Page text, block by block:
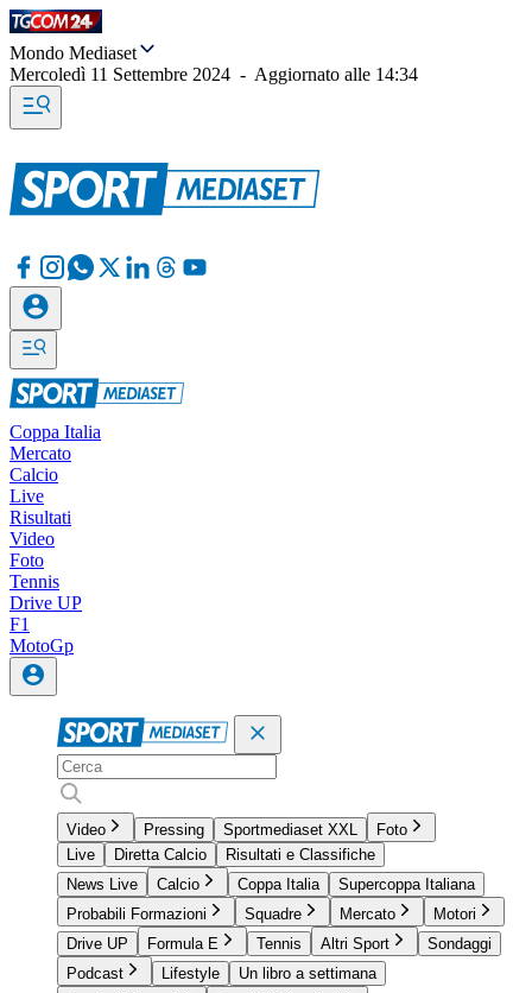
Mondo Mediaset
Mercoledì 11 Settembre 2024 - Aggiornato alle 14:34
Coppa Italia
Mercato
Calcio
Live
Risultati
Video
Foto
Tennis
Drive UP
F1
MotoGp
Video Pressing Sportmediaset XXL
Foto
Live
Diretta Calcio
Risultati e Classifiche
News Live
Calcio Coppa Italia
Supercoppa Italiana
Probabili Formazioni
Squadre Mercato
Motori
Drive UP
Formula E Tennis Altri Sport
Sondaggi
Podcast
Lifestyle
Un libro a settimana